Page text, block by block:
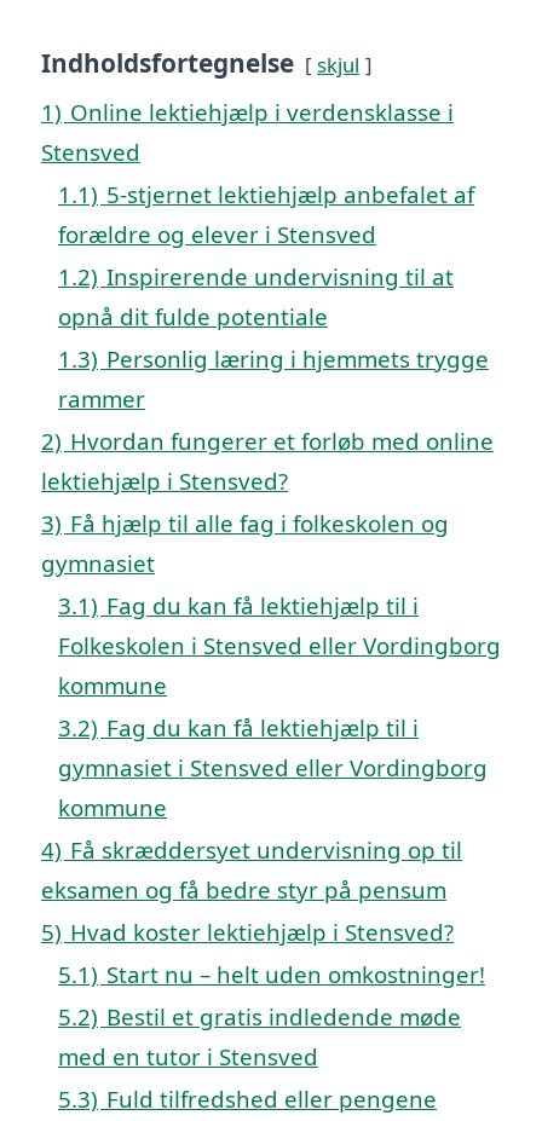
Indholdsfortegnelse skjul
1) Online lektiehjælp i verdensklasse i
Stensved
1.1) 5-stjernet lektiehjælp anbefalet af
forældre og elever i Stensved
1.2) Inspirerende undervisning til at
opnå dit fulde potentiale
1.3) Personlig læring i hjemmets trygge
rammer
2) Hvordan fungerer et forløb med online
lektiehjælp i Stensved?
3) Få hjælp til alle fag i folkeskolen og
gymnasiet
3.1) Fag du kan få lektiehjælp til i
Folkeskolen i Stensved eller Vordingborg
kommune
3.2) Fag du kan få lektiehjælp til i
gymnasiet i Stensved eller Vordingborg
kommune
4) Få skræddersyet undervisning op til
eksamen og få bedre styr på pensum
5) Hvad koster lektiehjælp i Stensved?
5.1) Start nu – helt uden omkostninger!
5.2) Bestil et gratis indledende møde
med en tutor i Stensved
5.3) Fuld tilfredshed eller pengene